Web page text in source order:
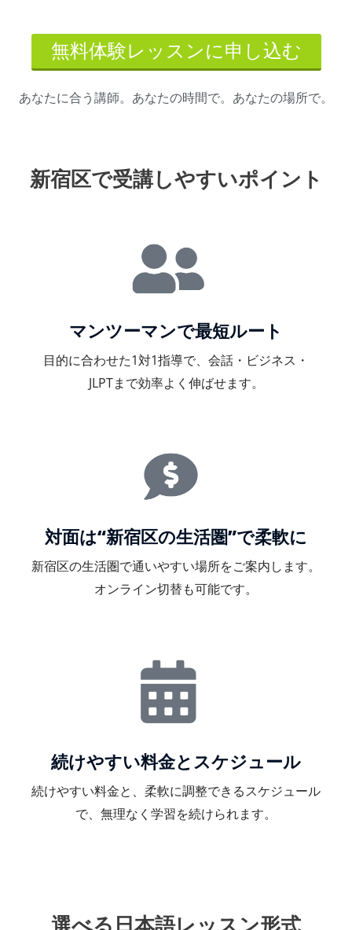
無料体験レッスンに申し込む
あなたに合う講師。あなたの時間で。あなたの場所で。
新宿区で受講しやすいポイント
マンツーマンで最短ルート
目的に合わせた1対1指導で、会話・ビジネス・
JLPTまで効率よく伸ばせます。
対面は“新宿区の生活圏”で柔軟に
新宿区の生活圏で通いやすい場所をご案内します。
オンライン切替も可能です。
続けやすい料金とスケジュール
続けやすい料金と、柔軟に調整できるスケジュール
で、無理なく学習を続けられます。
選べる日本語レッスン形式